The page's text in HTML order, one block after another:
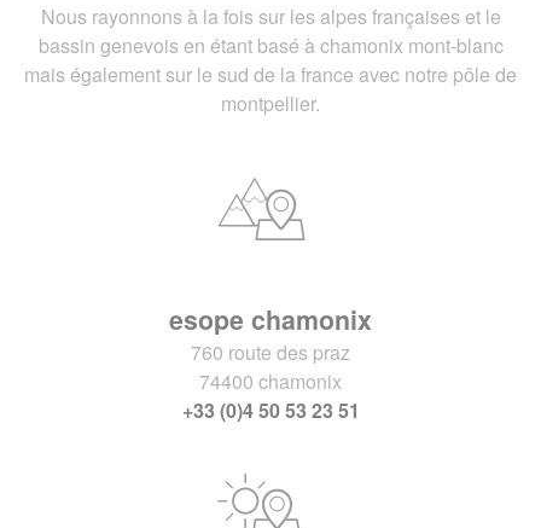
Nous rayonnons à la fois sur les alpes françaises et le
bassin genevois en étant basé à chamonix mont-blanc
mais également sur le sud de la france avec notre pôle de
montpellier.
esope chamonix
760 route des praz
74400 chamonix
+33 (0)4 50 53 23 51